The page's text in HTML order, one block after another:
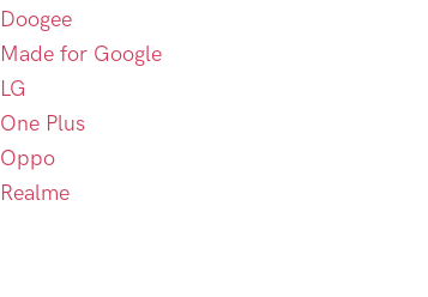
Doogee
Made for Google
LG
One Plus
Oppo
Realme